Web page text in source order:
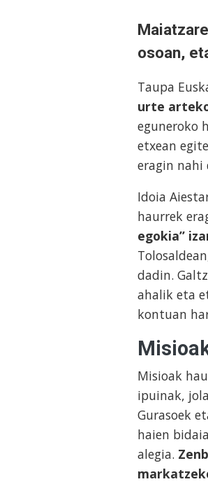
osoan,
Taupa
urte
eguneroko
etxean
eragin nahi
Idoia
haurrek
egokia”
dadin.
ahalik eta
kontuan
Misioak
ipuinak,
Gurasoek
haien
alegia.